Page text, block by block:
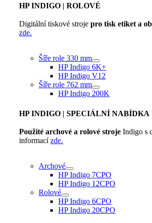
HP INDIGO | ROLOVÉ
Digitální tiskové strojepro tisk etiket a
zde.
Šíře role 330 mm
HP Indigo 6K+
HP Indigo V12
Šíře role 762 mm
HP Indigo 200K
HP INDIGO | SPECIÁLNÍ NABÍDKA
Použité archové a rolové stroje Indigo s
informacízde.
Archové
HP Indigo 7CPO
HP Indigo 12CPO
Rolové
HP Indigo 6CPO
HP Indigo 20CPO